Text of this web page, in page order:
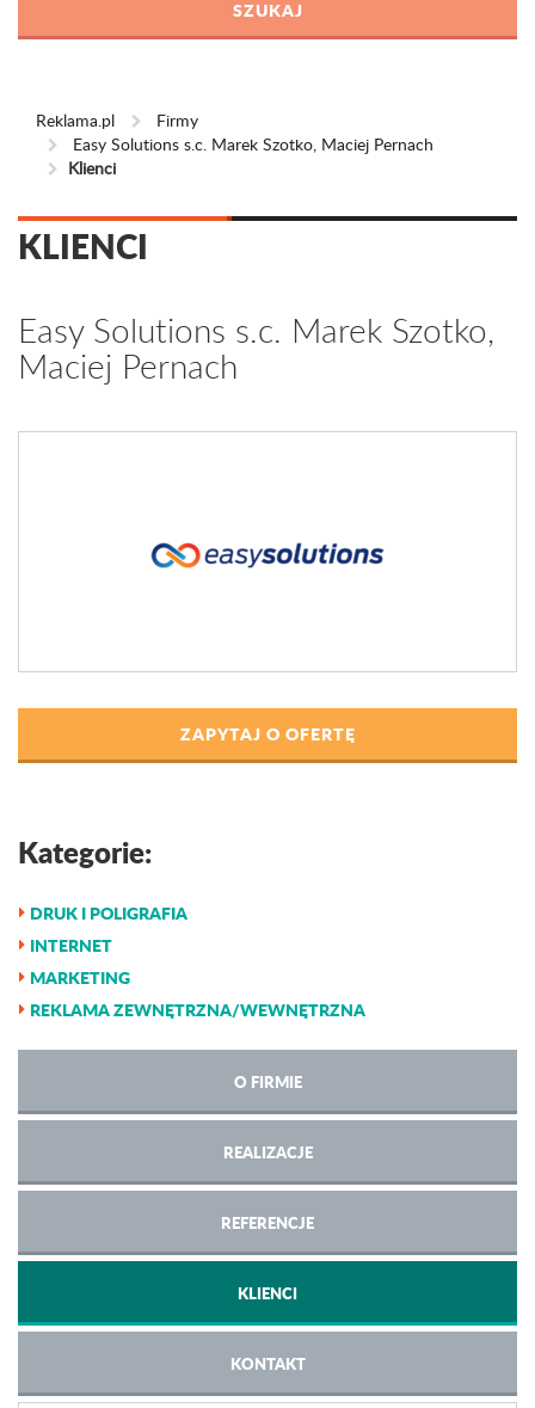
Reklama.pl
Firmy
Easy Solutions s.c. Marek Szotko, Maciej Pernach
Klienci
KLIENCI
Easy Solutions s.c. Marek Szotko,
Maciej Pernach
ZAPYTAJ O OFERTĘ
Kategorie:
DRUK I POLIGRAFIA
INTERNET
MARKETING
REKLAMA ZEWNĘTRZNA/WEWNĘTRZNA
O FIRMIE
REALIZACJE
REFERENCJE
KLIENCI
KONTAKT